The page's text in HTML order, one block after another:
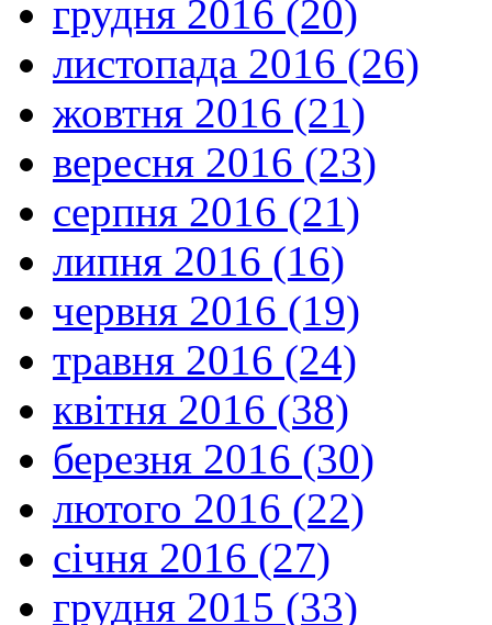
грудня 2016 (20)
листопада 2016 (26)
жовтня 2016 (21)
вересня 2016 (23)
серпня 2016 (21)
липня 2016 (16)
червня 2016 (19)
травня 2016 (24)
квітня 2016 (38)
березня 2016 (30)
лютого 2016 (22)
січня 2016 (27)
грудня 2015 (33)